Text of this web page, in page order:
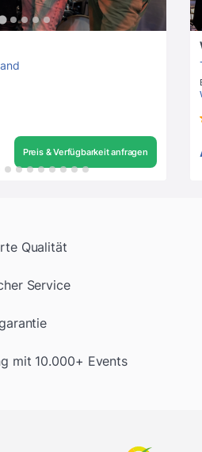
Preis & Verfügbarkeit anfragen
Qualität
Service
mit 10.000+ Events